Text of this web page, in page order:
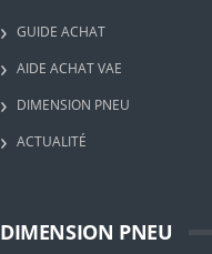
GUIDE ACHAT
AIDE ACHAT VAE
DIMENSION PNEU
ACTUALITÉ
DIMENSION PNEU